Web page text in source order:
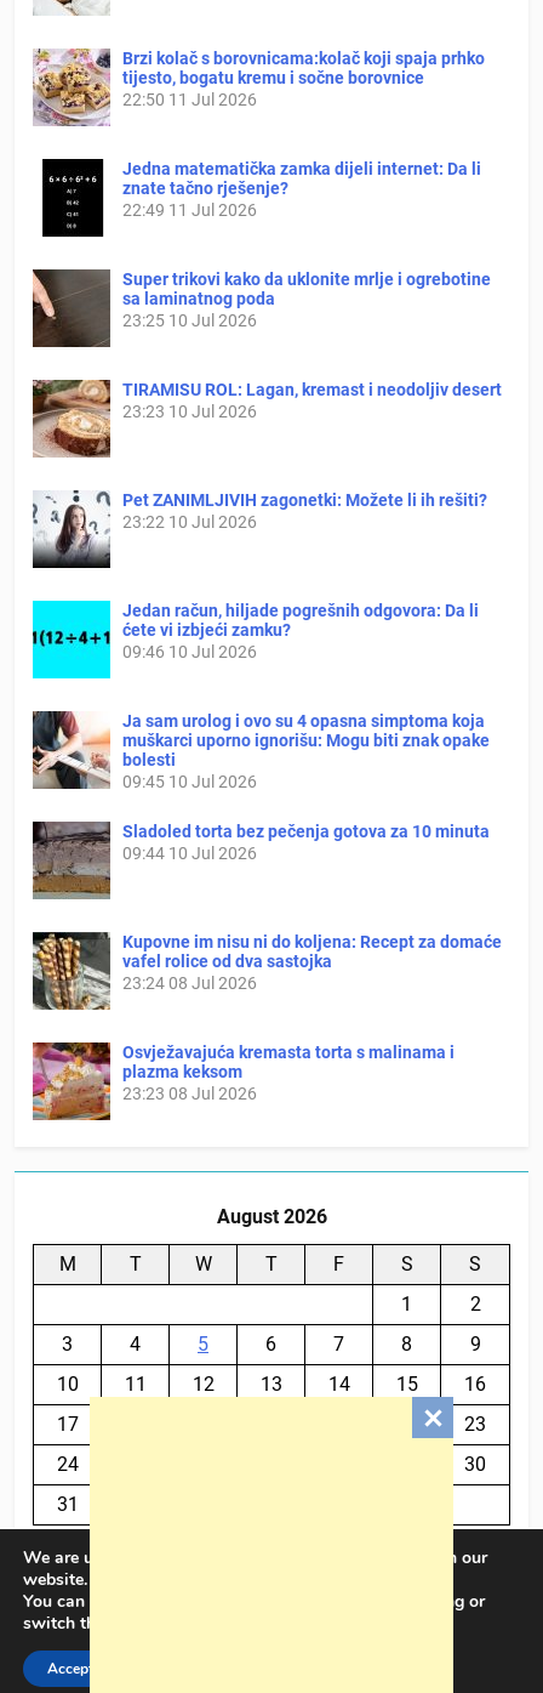
Brzi kolač s borovnicama:kolač koji spaja prhko
tijesto, bogatu kremu i sočne borovnice
22:50 11 Jul 2026
Jedna matematička zamka dijeli internet: Da li
znate tačno rješenje?
22:49 11 Jul 2026
Super trikovi kako da uklonite mrlje i ogrebotine
sa laminatnog poda
23:25 10 Jul 2026
TIRAMISU ROL: Lagan, kremast i neodoljiv desert
23:23 10 Jul 2026
Pet ZANIMLJIVIH zagonetki: Možete li ih rešiti?
23:22 10 Jul 2026
Jedan račun, hiljade pogrešnih odgovora: Da li
ćete vi izbjeći zamku?
09:46 10 Jul 2026
Ja sam urolog i ovo su 4 opasna simptoma koja
muškarci uporno ignorišu: Mogu biti znak opake
bolesti
09:45 10 Jul 2026
Sladoled torta bez pečenja gotova za 10 minuta
09:44 10 Jul 2026
Kupovne im nisu ni do koljena: Recept za domaće
vafel rolice od dva sastojka
23:2408 Jul 2026
Osvježavajuća kremasta torta s malinama i
plazma keksom
23:23 08 Jul 2026
August 2026
M T W T F S
S
1
2
3
4 5 6 7 8
9
10
11 12 13 14 15
16
17
23
24
30
31
BalkanPlus 2024© Powered By
We are using cookies to give you the best experience on our
website.
You can find out more about which cookies we are using or
switch them off in
Accept